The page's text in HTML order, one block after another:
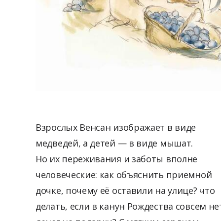
Взрослых Венсан изображает в виде
медведей, а детей — в виде мышат.
Но их переживания и заботы вполне
человеческие: как объяснить приемной
дочке, почему её оставили на улице? что
делать, если в канун Рождества совсем